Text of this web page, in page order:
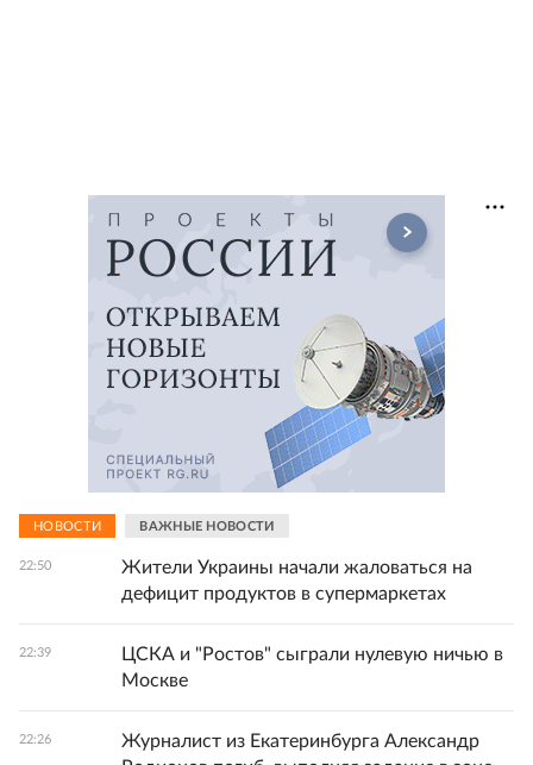
НОВОСТИ ВАЖНЫЕ НОВОСТИ
22:50
Жители Украины начали жаловаться на
дефицит продуктов в супермаркетах
22:39
ЦСКА и "Ростов" сыграли нулевую ничью в
Москве
22:26
Журналист из Екатеринбурга Александр